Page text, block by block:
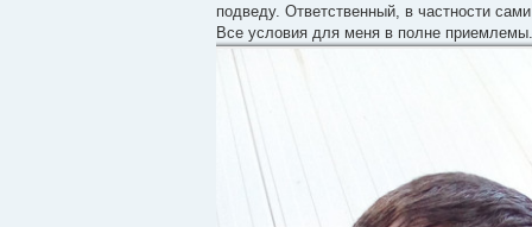
е
н
и
е
подведу. Ответственный, в частности
Все условия для меня в полне